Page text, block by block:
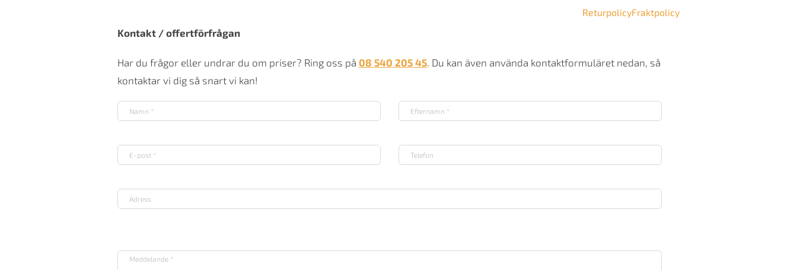
ReturpolicyFraktpolicy
Kontakt / offertförfrågan
Har du frågor eller undrar du om priser? Ring oss på 08 540 205 45. Du kan även använda kontaktformuläret nedan, så
kontaktar vi dig så snart vi kan!